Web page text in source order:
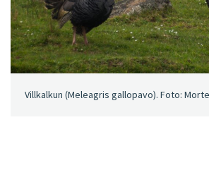
Villkalkun (Meleagris gallopavo). Foto: